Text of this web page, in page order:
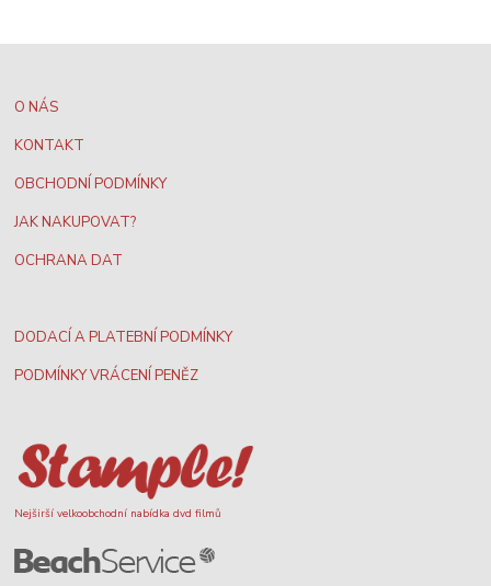
O NÁS
KONTAKT
OBCHODNÍ PODMÍNKY
JAK NAKUPOVAT?
OCHRANA DAT
DODACÍ A PLATEBNÍ PODMÍNKY
PODMÍNKY VRÁCENÍ PENĚZ
Nejširší velkoobchodní nabídka dvd filmů